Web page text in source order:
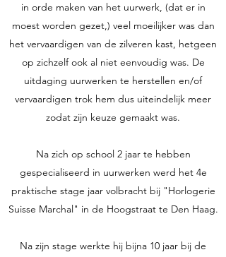
in orde maken van het uurwerk, (dat er in
moest worden gezet,) veel moeilijker was dan
het vervaardigen van de zilveren kast, hetgeen
op zichzelf ook al niet eenvoudig was. De
uitdaging uurwerken te herstellen en/of
vervaardigen trok hem dus uiteindelijk meer
zodat zijn keuze gemaakt was.
Na zich op school 2 jaar te hebben
gespecialiseerd in uurwerken werd het 4e
praktische stage jaar volbracht bij "Horlogerie
Suisse Marchal" in de Hoogstraat te Den Haag.
Na zijn stage werkte hij bijna 10 jaar bij de